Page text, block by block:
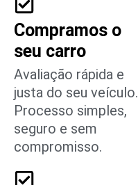
Compramos o
seu carro
Avaliação rápida e
justa do seu veículo.
Processo simples,
seguro e sem
compromisso.